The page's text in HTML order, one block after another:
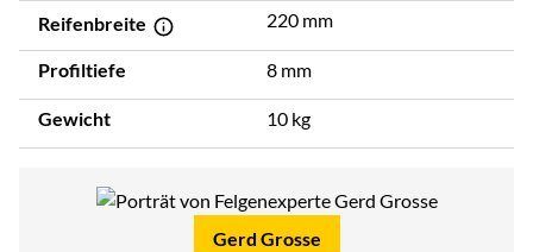
Reifenbreite 220 mm
Profiltiefe 8 mm
Gewicht 10 kg
Gerd Grosse